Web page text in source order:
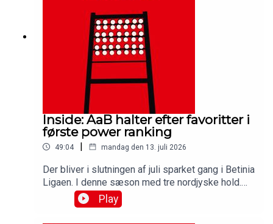
Ripodsten.Medvirkende:Dennis Ramonn Olsen,
akademichef, AaBSimon Ydesen, journalist,
NordjyskeJens Otto Barsøe, journalist, Nordjyske
Inside: AaB halter efter favoritter i
første power ranking
49:04 | mandag den 13. juli 2026
Der bliver i slutningen af juli sparket gang i Betinia
Ligaen. I denne sæson med tre nordjyske hold.
AaB vil spille med i toppen, mens det for Hobro
og Vendsyssel som udgangspunkt handler om
overlevelse. Hvad er mulighederne for, at det
Play